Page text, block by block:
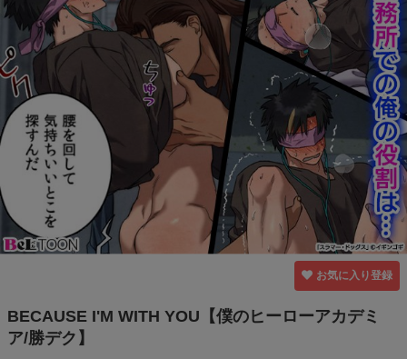
お気に入り登録
BECAUSE I'M WITH YOU【僕のヒーローアカデミ
ア/勝デク】